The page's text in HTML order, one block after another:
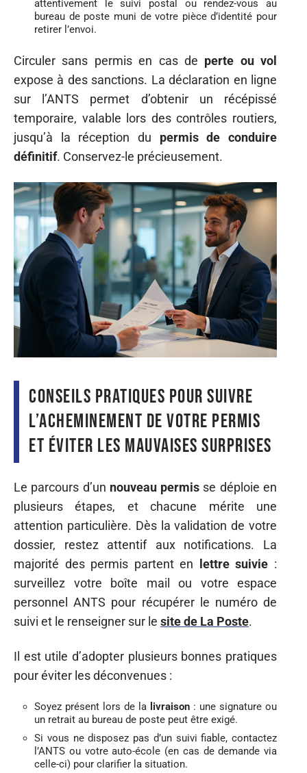
attentivement le suivi postal ou rendez-vous au
bureau de poste muni de votre pièce d’identité pour
retirer l’envoi.
Circuler sans permis en cas de perte ou vol
expose à des sanctions. La déclaration en ligne
sur l’ANTS permet d’obtenir un récépissé
temporaire, valable lors des contrôles routiers,
jusqu’à la réception du permis de conduire
définitif. Conservez-le précieusement.
Conseils pratiques pour suivre
l’acheminement de votre permis
et éviter les mauvaises surprises
Le parcours d’un nouveau permis se déploie en
plusieurs étapes, et chacune mérite une
attention particulière. Dès la validation de votre
dossier, restez attentif aux notifications. La
majorité des permis partent en
lettre suivie :
surveillez votre boîte mail ou votre espace
personnel ANTS pour récupérer le numéro de
suivi et le renseigner sur le site de La Poste.
Il est utile d’adopter plusieurs bonnes pratiques
pour éviter les déconvenues :
Soyez présent lors de la livraison : une signature ou
un retrait au bureau de poste peut être exigé.
Si vous ne disposez pas d’un suivi fiable, contactez
l’ANTS ou votre auto-école (en cas de demande via
celle-ci) pour clarifier la situation.